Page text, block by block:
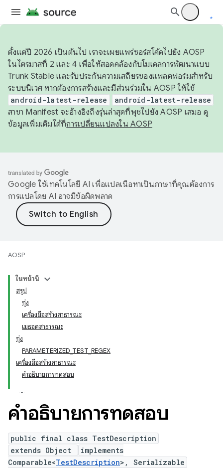
ตั้งแต่ปี 2026 เป็นต้นไป เราจะเผยแพร่ซอร์สโค้ดไปยัง AOSP
ในไตรมาสที่ 2 และ 4 เพื่อให้สอดคล้องกับโมเดลการพัฒนาแบบ
Trunk Stable และรับประกันความเสถียรของแพลตฟอร์มสำหรับ
ระบบนิเวศ หากต้องการสร้างและมีส่วนร่วมใน AOSP ให้ใช้
android-latest-release android-latest-release
สาขา Manifest จะอ้างอิงถึงรุ่นล่าสุดที่พุชไปยัง AOSP เสมอ ดู
ข้อมูลเพิ่มเติมได้ที่การเปลี่ยนแปลงใน AOSP
Google ใช้เทคโนโลยี AI เพื่อแปลเนื้อหาเป็นภาษาที่คุณต้องการ
การแปลโดย AI อาจมีข้อผิดพลาด
AOSP
ในหน้านี้
สรุป
ทุ่ง
เครื่องมือสร้างสาธารณะ
เมธอดสาธารณะ
ทุ่ง
PARAMETERIZED_TEST_REGEX
เครื่องมือสร้างสาธารณะ
คำอธิบายการทดสอบ
คำอธิบายการทดสอบ
public final class TestDescription
extends Object
implements
Comparable<TestDescription>, Serializable